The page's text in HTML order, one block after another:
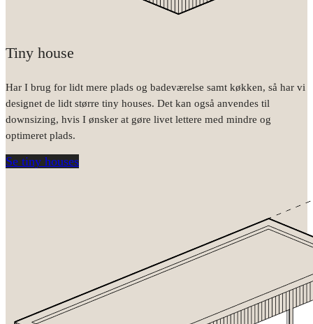
Tiny house
Har I brug for lidt mere plads og badeværelse samt køkken, så har vi
designet de lidt større tiny houses. Det kan også anvendes til
downsizing, hvis I ønsker at gøre livet lettere med mindre og
optimeret plads.
Se tiny houses